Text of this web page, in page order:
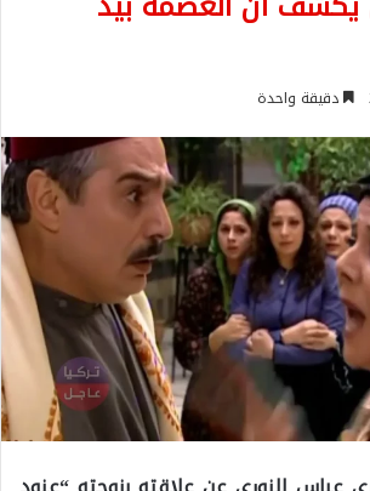
دقيقة واحدة